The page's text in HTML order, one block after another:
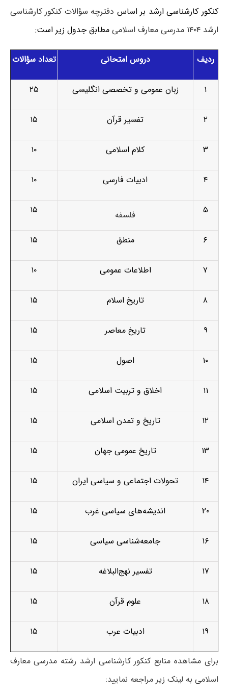
کنکور کارشناسی ارشد بر اساس دفترچه سؤالات کنکور کارشناسی
ارشد ۱۴۰۴ مدرسی معارف اسلامی
مطابق جدول زیر است:
ردیف دروس امتحانی تعداد سؤالات
۱ زبان عمومی و تخصصی انگلیسی ۲۵
۲ تفسیر قرآن ۱۵
۳ کلام اسلامی ۱۰
۴ ادبیات فارسی ۱۰
۵ فلسفه ۱۵
۶ منطق ۱۵
۷ اطلاعات عمومی ۱۰
۸ تاریخ اسلام ۱۵
۹ تاریخ معاصر ۱۵
۱۰ اصول ۱۵
۱۱ اخلاق و تربیت اسلامی ۱۵
۱۲ تاریخ و تمدن اسلامی ۱۵
۱۳ تاریخ عمومی جهان ۱۵
۱۴ تحولات اجتماعی و سیاسی ایران ۱۵
۲۰ اندیشه‌­های سیاسی غرب ۱۵
۱۶ جامعه‌شناسی سیاسی ۱۵
۱۷ تفسیر نهج‌البلاغه ۱۵
۱۸ علوم قرآن ۱۵
۱۹ ادبیات عرب ۱۵
برای مشاهده منابع کنکور کارشناسی ارشد رشته مدرسی معارف
اسلامی به لینک زیر مراجعه نمایید: